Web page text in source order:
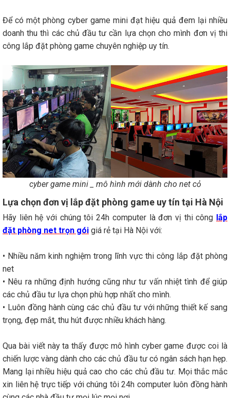
Để có một phòng cyber game mini đạt hiệu quả đem lại nhiều
doanh thu thì các chủ đầu tư cần lựa chọn cho mình đơn vị thi
công lắp đặt phòng game chuyên nghiệp uy tín.
cyber game mini _ mô hình mới dành cho net cỏ
Lựa chọn đơn vị lắp đặt phòng game uy tín tại Hà Nội
Hãy liên hệ với chúng tôi 24h computer là đơn vị thi công lắp
đặt phòng net trọn gói giá rẻ tại Hà Nội với:
• Nhiều năm kinh nghiệm trong lĩnh vực thi công lắp đặt phòng
net
• Nêu ra những định hướng cũng như tư vấn nhiệt tình để giúp
các chủ đầu tư lựa chọn phù hợp nhất cho mình.
• Luôn đồng hành cùng các chủ đầu tư với những thiết kế sang
trọng, đẹp mắt, thu hút được nhiều khách hàng.
Qua bài viết này ta thấy được mô hình cyber game được coi là
chiến lược vàng dành cho các chủ đầu tư có ngân sách hạn hẹp.
Mang lại nhiều hiệu quả cao cho các chủ đầu tư. Mọi thắc mắc
xin liên hệ trực tiếp với chúng tôi 24h computer luôn đồng hành